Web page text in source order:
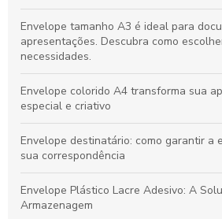
Envelope tamanho A3 é ideal para
apresentações. Descubra como
necessidades.
Envelope colorido A4 transforma sua
especial e criativo
Envelope destinatário: como garantir a
sua correspondência
Envelope Plástico Lacre Adesivo: A
Armazenagem